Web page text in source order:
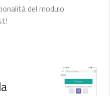
del modulo